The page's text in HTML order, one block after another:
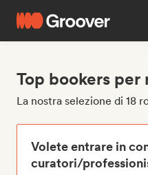
Top bookers
La nostra selezione di 18
Volete entrare in
curatori/